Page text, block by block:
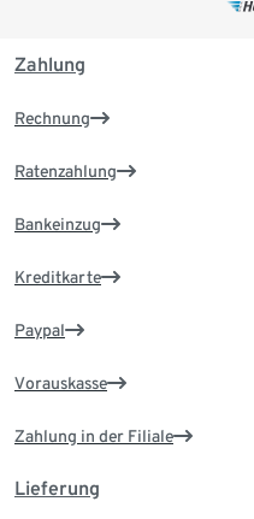
Zahlung
Rechnung
Ratenzahlung
Bankeinzug
Kreditkarte
Paypal
Vorauskasse
Zahlung in der Filiale
Lieferung